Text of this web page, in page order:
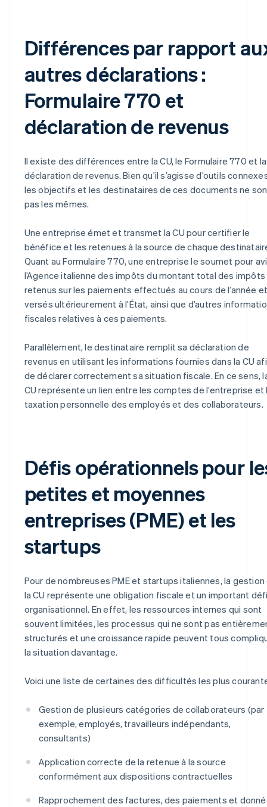
Différences par rapport
autres déclarations :
Formulaire 770 et
déclaration de revenus
Il existe des différences entre la CU, le Formulaire 770 et la
déclaration de revenus. Bien qu’il s’agisse d’outils
les objectifs et les destinataires de ces documents ne
pas les mêmes.
Une entreprise émet et transmet la CU pour certifier le
bénéfice et les retenues à la source de chaque
Quant au Formulaire 770, une entreprise le soumet pour
l’Agence italienne des impôts du montant total des impôts
retenus sur les paiements effectués au cours de l’année
versés ultérieurement à l’État, ainsi que d’autres
fiscales relatives à ces paiements.
Parallèlement, le destinataire remplit sa déclaration de
revenus en utilisant les informations fournies dans la CU
de déclarer correctement sa situation fiscale. En ce sens,
CU représente un lien entre les comptes de l’entreprise et
taxation personnelle des employés et des collaborateurs.
Défis opérationnels pour
petites et moyennes
entreprises (PME) et les
startups
Pour de nombreuses PME et startups italiennes, la gestion
la CU représente une obligation fiscale et un important
organisationnel. En effet, les ressources internes qui sont
souvent limitées, les processus qui ne sont pas
structurés et une croissance rapide peuvent tous
la situation davantage.
Voici une liste de certaines des difficultés les plus
Gestion de plusieurs catégories de collaborateurs (par
exemple, employés, travailleurs indépendants,
consultants)
Application correcte de la retenue à la source
conformément aux dispositions contractuelles
Rapprochement des factures, des paiements et